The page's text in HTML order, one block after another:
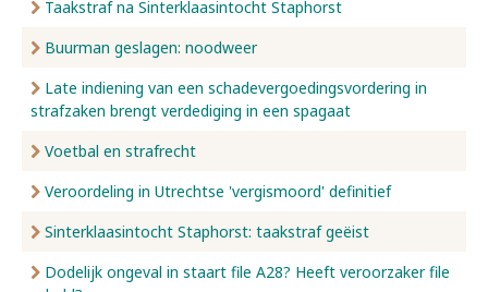
Taakstraf na Sinterklaasintocht Staphorst
Buurman geslagen: noodweer
Late indiening van een schadevergoedingsvordering in
strafzaken brengt verdediging in een spagaat
Voetbal en strafrecht
Veroordeling in Utrechtse 'vergismoord' definitief
Sinterklaasintocht Staphorst: taakstraf geëist
Dodelijk ongeval in staart file A28? Heeft veroorzaker file